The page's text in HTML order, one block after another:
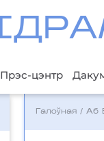
Прэс-цэнтр
Галоўная /Аб